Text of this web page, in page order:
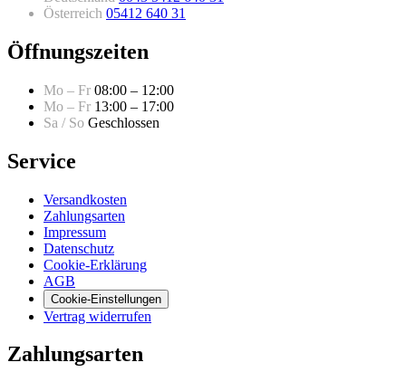
Österreich 05412 640 31
Öffnungszeiten
Mo – Fr 08:00 – 12:00
Mo – Fr 13:00 – 17:00
Sa / So Geschlossen
Service
Versandkosten
Zahlungsarten
Impressum
Datenschutz
Cookie-Erklärung
AGB
Cookie-Einstellungen
Vertrag widerrufen
Zahlungsarten